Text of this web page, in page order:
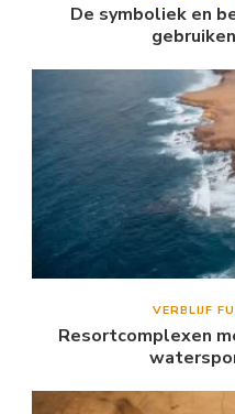
De symboliek en
VERBLIJF
Resortcomplexen